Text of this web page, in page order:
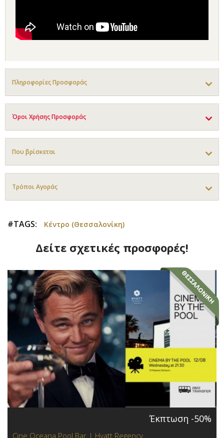
Πληροφορίες Προσφοράς
Όροι Χρήσης Προσφοράς
Που βρίσκεται
Τρόποι Αγοράς
#TAGS: Κέντρο (Θεσσαλονίκη)
Δείτε σχετικές προσφορές!
Έκπτωση -50%
Cine Oceana Pool Bar | Hyatt Regency